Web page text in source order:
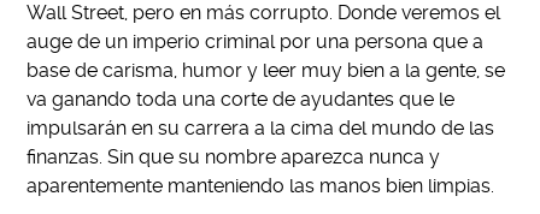
Wall Street, pero en más corrupto. Donde veremos el
auge de un imperio criminal por una persona que a
base de carisma, humor y leer muy bien a la gente, se
va ganando toda una corte de ayudantes que le
impulsarán en su carrera a la cima del mundo de las
finanzas. Sin que su nombre aparezca nunca y
aparentemente manteniendo las manos bien limpias.